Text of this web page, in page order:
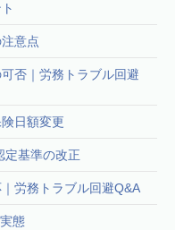
意点
否｜労務トラブル回避
日額変更
定基準の改正
労務トラブル回避Q&A
態